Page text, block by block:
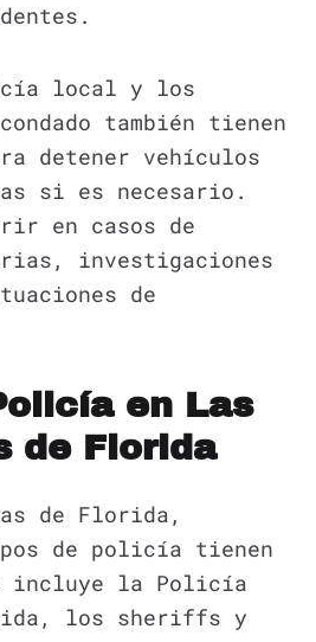
local y los
también tienen
detener vehículos
si es necesario.
en casos de
investigaciones
de
en Las
de Florida
de Florida,
de policía tienen
incluye la Policía
los sheriffs y